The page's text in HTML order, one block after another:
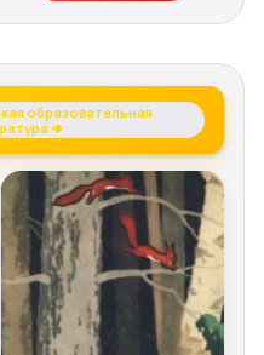
образовательная
→